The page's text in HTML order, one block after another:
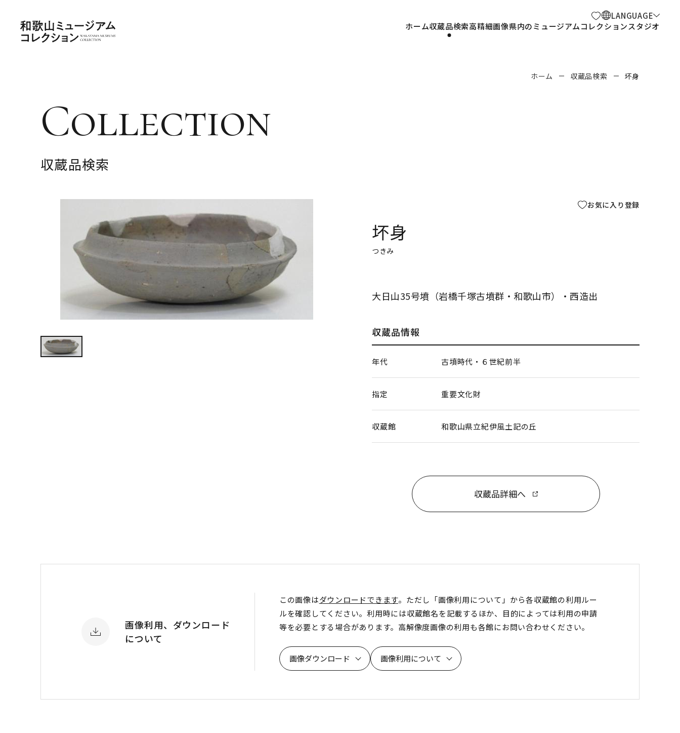
LANGUAGE
ホーム収蔵品検索高精細画像県内のミュージアムコレクションスタジオ
ホーム 収蔵品検索 坏身
Collection
収蔵品検索
お気に入り登録
坏身
つきみ
大日山35号墳（岩橋千塚古墳群・和歌山市）・西造出
収蔵品情報
年代 古墳時代・６世紀前半
指定 重要文化財
収蔵館 和歌山県立紀伊風土記の丘
収蔵品詳細へ
画像利用、ダウンロード
について
この画像はダウンロードできます。ただし「画像利用について」から各収蔵館の利用ルー
ルを確認してください。利用時には収蔵館名を記載するほか、目的によっては利用の申請
等を必要とする場合があります。高解像度画像の利用も各館にお問い合わせください。
画像ダウンロード 画像利用について